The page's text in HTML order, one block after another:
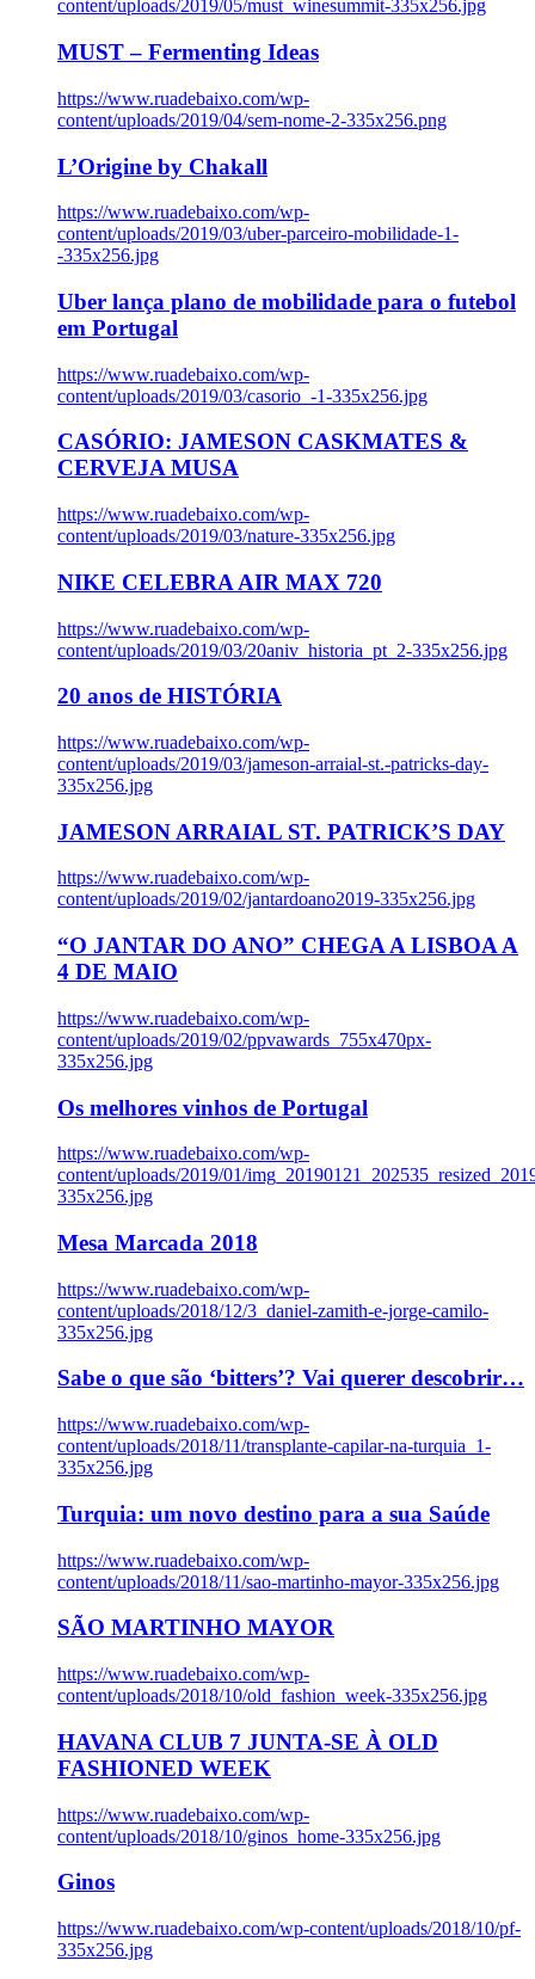
content/uploads/2019/05/must_winesummit-335x256.jpg
MUST – Fermenting Ideas
https://www.ruadebaixo.com/wp-
content/uploads/2019/04/sem-nome-2-335x256.png
L’Origine by Chakall
https://www.ruadebaixo.com/wp-
content/uploads/2019/03/uber-parceiro-mobilidade-1-
-335x256.jpg
Uber lança plano de mobilidade para o futebol
em Portugal
https://www.ruadebaixo.com/wp-
content/uploads/2019/03/casorio_-1-335x256.jpg
CASÓRIO: JAMESON CASKMATES &
CERVEJA MUSA
https://www.ruadebaixo.com/wp-
content/uploads/2019/03/nature-335x256.jpg
NIKE CELEBRA AIR MAX 720
https://www.ruadebaixo.com/wp-
content/uploads/2019/03/20aniv_historia_pt_2-335x256.jpg
20 anos de HISTÓRIA
https://www.ruadebaixo.com/wp-
content/uploads/2019/03/jameson-arraial-st.-patricks-day-
335x256.jpg
JAMESON ARRAIAL ST. PATRICK’S DAY
https://www.ruadebaixo.com/wp-
content/uploads/2019/02/jantardoano2019-335x256.jpg
“O JANTAR DO ANO” CHEGA A LISBOA A
4 DE MAIO
https://www.ruadebaixo.com/wp-
content/uploads/2019/02/ppvawards_755x470px-
335x256.jpg
Os melhores vinhos de Portugal
https://www.ruadebaixo.com/wp-
content/uploads/2019/01/
335x256.jpg
Mesa Marcada 2018
https://www.ruadebaixo.com/wp-
content/uploads/2018/12/3_daniel-zamith-e-jorge-camilo-
335x256.jpg
Sabe o que são ‘bitters’? Vai querer descobrir…
https://www.ruadebaixo.com/wp-
content/uploads/2018/11/transplante-capilar-na-turquia_1-
335x256.jpg
Turquia: um novo destino para a sua Saúde
https://www.ruadebaixo.com/wp-
content/uploads/2018/11/sao-martinho-mayor-335x256.jpg
SÃO MARTINHO MAYOR
https://www.ruadebaixo.com/wp-
content/uploads/2018/10/old_fashion_week-335x256.jpg
HAVANA CLUB 7 JUNTA-SE À OLD
FASHIONED WEEK
https://www.ruadebaixo.com/wp-
content/uploads/2018/10/ginos_home-335x256.jpg
Ginos
https://www.ruadebaixo.com/wp-content/uploads/2018/10/pf-
335x256.jpg